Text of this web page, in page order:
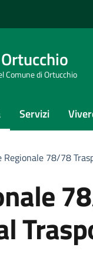
Comune di Ortucchio
Servizi
Regionale 78/78